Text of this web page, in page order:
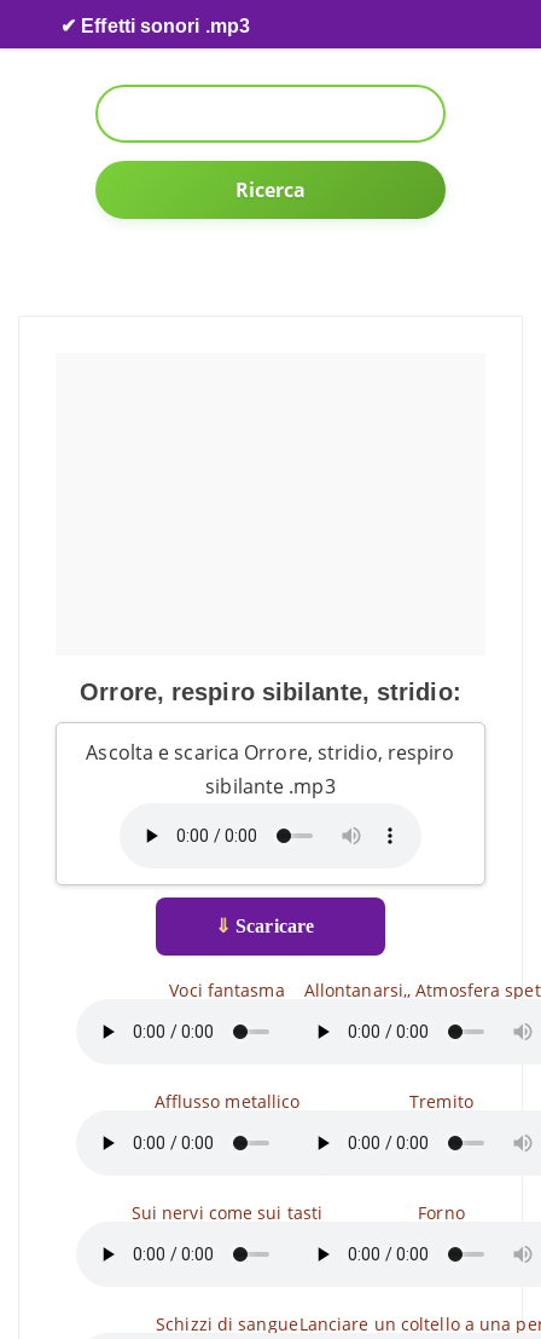
Skip to content
✔ Effetti sonori .mp3
Ricerca
Orrore, respiro sibilante, stridio:
Ascolta e scarica Orrore, stridio, respiro
sibilante .mp3
⇓ Scaricare
Voci fantasma
Afflusso metallico
Sui nervi come sui tasti
Schizzi di sangue
Allontanarsi,, Atmosfera
Tremito
Forno
Lanciare un coltello a una